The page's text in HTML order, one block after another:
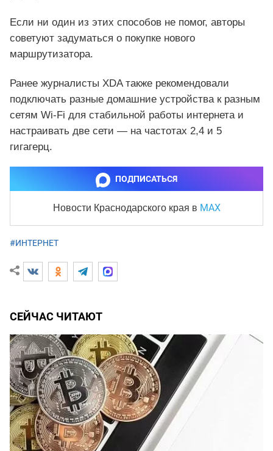
Если ни один из этих способов не помог, авторы
советуют задуматься о покупке нового
маршрутизатора.
Ранее журналисты XDA также рекомендовали
подключать разные домашние устройства к разным
сетям Wi‑Fi для стабильной работы интернета и
настраивать две сети — на частотах 2,4 и 5
гигагерц.
ПОДПИСАТЬСЯ
Новости Краснодарского края в MAX
#ИНТЕРНЕТ
СЕЙЧАС ЧИТАЮТ